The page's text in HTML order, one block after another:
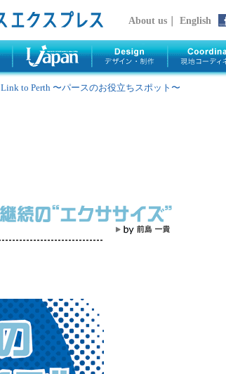
About us｜ English
Link to Perth 〜パースのお役立ちスポット〜